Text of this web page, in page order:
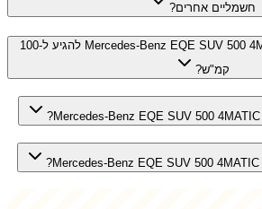
חשמליים אחרים?
כמה שניות לוקח ל-Mercedes-Benz EQE SUV 500 4MATIC להגיע ל-100
קמ"ש?